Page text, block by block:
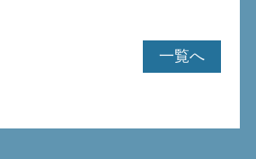
一覧へ